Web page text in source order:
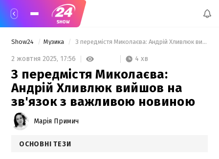
Show24 Музика З передмістя Миколаєва: Андрій Хливлюк вийшов на зв'язок з важливою новиною
2 жовтня 2025, 17:56 4 хв
З передмістя Миколаєва:
Андрій Хливлюк вийшов на
зв'язок з важливою новиною
Марія Примич
ОСНОВНІ ТЕЗИ